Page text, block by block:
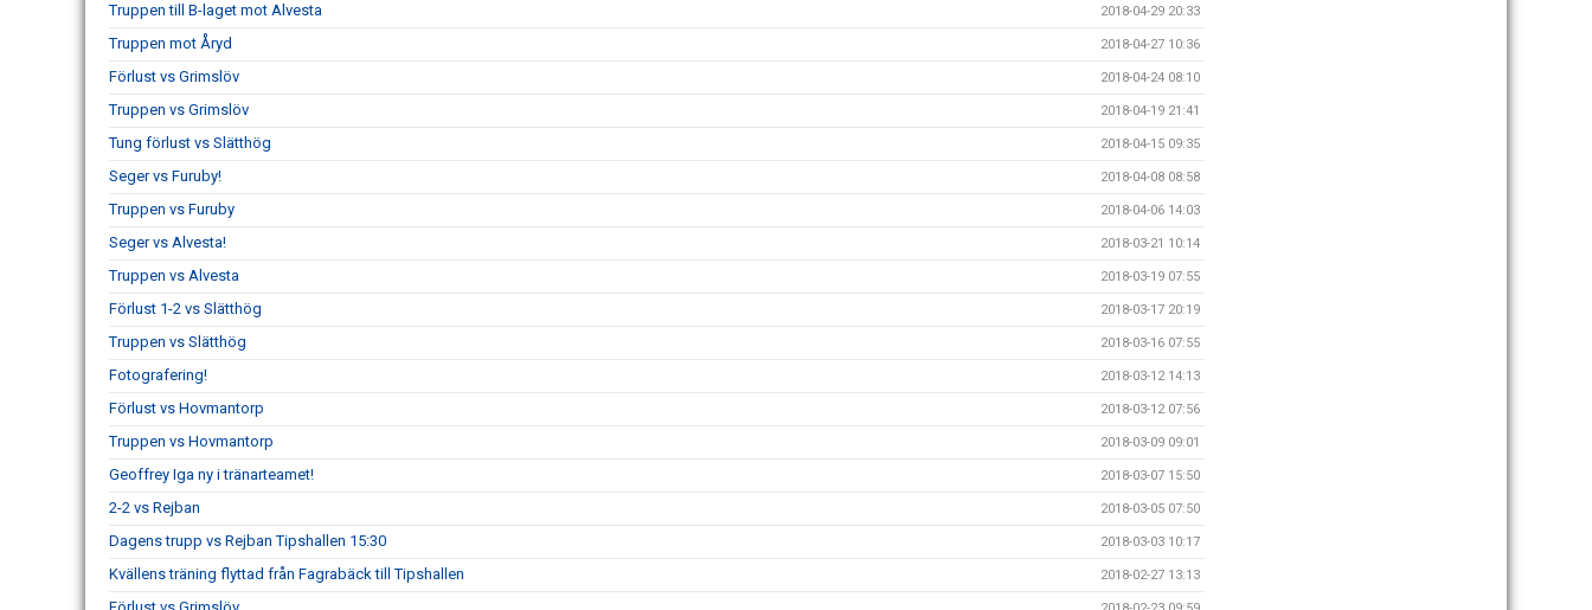
Truppen till B-laget mot Alvesta 2018-04-29 20:33
Truppen mot Åryd 2018-04-27 10:36
Förlust vs Grimslöv 2018-04-24 08:10
Truppen vs Grimslöv 2018-04-19 21:41
Tung förlust vs Slätthög 2018-04-15 09:35
Seger vs Furuby! 2018-04-08 08:58
Truppen vs Furuby 2018-04-06 14:03
Seger vs Alvesta! 2018-03-21 10:14
Truppen vs Alvesta 2018-03-19 07:55
Förlust 1-2 vs Slätthög 2018-03-17 20:19
Truppen vs Slätthög 2018-03-16 07:55
Fotografering! 2018-03-12 14:13
Förlust vs Hovmantorp 2018-03-12 07:56
Truppen vs Hovmantorp 2018-03-09 09:01
Geoffrey Iga ny i tränarteamet! 2018-03-07 15:50
2-2 vs Rejban 2018-03-05 07:50
Dagens trupp vs Rejban Tipshallen 15:30 2018-03-03 10:17
Kvällens träning flyttad från Fagrabäck till Tipshallen 2018-02-27 13:13